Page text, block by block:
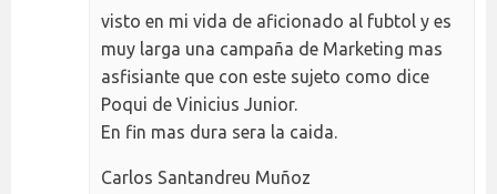
visto en mi vida de aficionado al fubtol y es
muy larga una campaña de Marketing mas
asfisiante que con este sujeto como dice
Poqui de Vinicius Junior.
En fin mas dura sera la caida.
Carlos Santandreu Muñoz